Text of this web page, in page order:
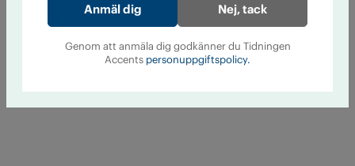
Nej, tack
Genom att anmäla dig godkänner du Tidningen
Accents personuppgiftspolicy.